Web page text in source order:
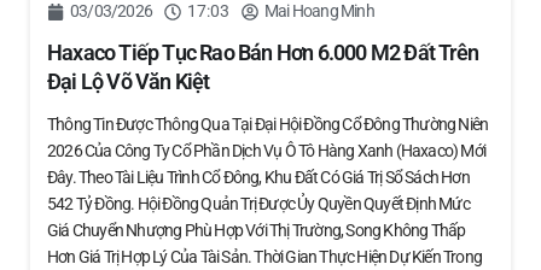
03/03/2026 17:03 Mai Hoang Minh
Haxaco Tiếp Tục Rao Bán Hơn 6.000 M2 Đất Trên
Đại Lộ Võ Văn Kiệt
Thông Tin Được Thông Qua Tại Đại Hội Đồng Cổ Đông Thường Niên
2026 Của Công Ty Cổ Phần Dịch Vụ Ô Tô Hàng Xanh (Haxaco) Mới
Đây. Theo Tài Liệu Trình Cổ Đông, Khu Đất Có Giá Trị Sổ Sách Hơn
542 Tỷ Đồng. Hội Đồng Quản Trị Được Ủy Quyền Quyết Định Mức
Giá Chuyển Nhượng Phù Hợp Với Thị Trường, Song Không Thấp
Hơn Giá Trị Hợp Lý Của Tài Sản. Thời Gian Thực Hiện Dự Kiến Trong